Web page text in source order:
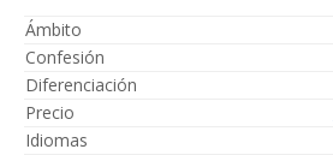
Ámbito
Confesión
Diferenciación
Precio
Idiomas